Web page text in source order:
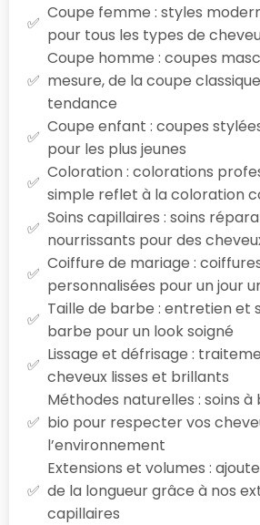
Coupe femme : styles
pour tous les types de
Coupe homme : coupes
mesure, de la coupe
tendance
Coupe enfant : coupes
pour les plus jeunes
Coloration : colorations
simple reflet à la coloration
Soins capillaires : soins
nourrissants pour des
Coiffure de mariage :
personnalisées pour un jour
Taille de barbe : entretien et
barbe pour un look soigné
Lissage et défrisage :
cheveux lisses et brillants
Méthodes naturelles : soins
bio pour respecter vos
l’environnement
Extensions et volumes :
de la longueur grâce à nos
capillaires